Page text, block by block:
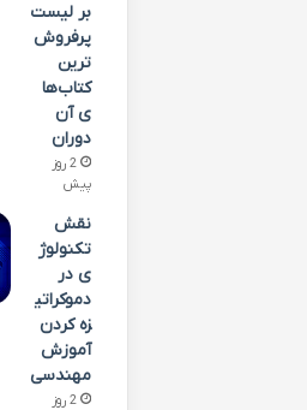
بر لیست
پرفروش‌
ترین
کتاب‌ها
ی آن
دوران
2 روز
پیش
نقش
تکنولوژ
ی در
دموکراتی
زه کردن
آموزش
مهندسی
2 روز